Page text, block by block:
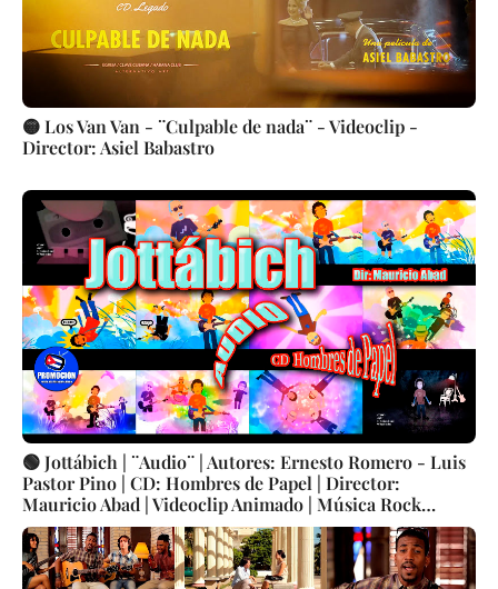
🟡 Los Van Van - ¨Culpable de nada¨ - Videoclip -
Director: Asiel Babastro
🟢 Jottábich | ¨Audio¨ | Autores: Ernesto Romero - Luis
Pastor Pino | CD: Hombres de Papel | Director:
Mauricio Abad | Videoclip Animado | Música Rock
Cubana | Artistas Cubanos | Canción | CUBA